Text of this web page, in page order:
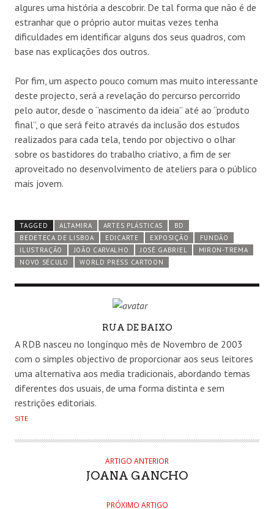
algures uma história a descobrir. De tal forma que não é de
estranhar que o próprio autor muitas vezes tenha
dificuldades em identificar alguns dos seus quadros, com
base nas explicações dos outros.
Por fim, um aspecto pouco comum mas muito interessante
deste projecto, será a revelação do percurso percorrido
pelo autor, desde o “nascimento da ideia” até ao “produto
final”, o que será feito através da inclusão dos estudos
realizados para cada tela, tendo por objectivo o olhar
sobre os bastidores do trabalho criativo, a fim de ser
aproveitado no desenvolvimento de ateliers para o público
mais jovem.
TAGGED ALTAMIRA ARTES PLÁSTICAS
BD
BEDETECA DE LISBOA
EDICARTE EXPOSIÇÃO
FUNDÃO
ILUSTRAÇÃO
JOÃO CARVALHO JOSÉ GABRIEL
MIRON-TREMA
NOVO SÉCULO
WORLD PRESS CARTOON
RUA DE BAIXO
A RDB nasceu no longínquo mês de Novembro de 2003
com o simples objectivo de proporcionar aos seus leitores
uma alternativa aos media tradicionais, abordando temas
diferentes dos usuais, de uma forma distinta e sem
restrições editoriais.
SITE
ARTIGO ANTERIOR
JOANA GANCHO
PRÓXIMO ARTIGO